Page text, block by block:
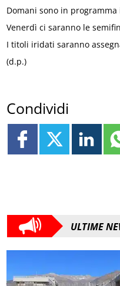
Domani sono in
Venerdì ci saranno le
I titoli iridati saranno
(d.p.)
Condividi
ULTIME